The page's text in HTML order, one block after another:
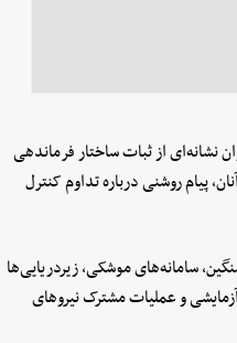
نشانه‌ای از ثبات ساختار فرماندهی
پیام روشنی درباره تداوم کنترل
سامانه‌های موشکی، زیردریایی‌ها
و عملیات مشترک نیروهای